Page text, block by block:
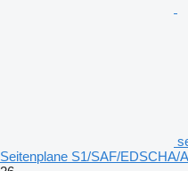
Seitenplane S1/SAF/EDSCHA/